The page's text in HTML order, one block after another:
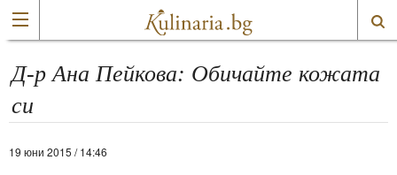
Д-р Ана Пейкова: Обичайте кожата
си
19 юни 2015 / 14:46